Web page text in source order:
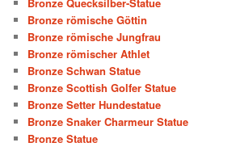
Bronze römische Göttin
Bronze römische Jungfrau
Bronze römischer Athlet
Bronze Schwan Statue
Bronze Scottish Golfer Statue
Bronze Setter Hundestatue
Bronze Snaker Charmeur Statue
Bronze Statue